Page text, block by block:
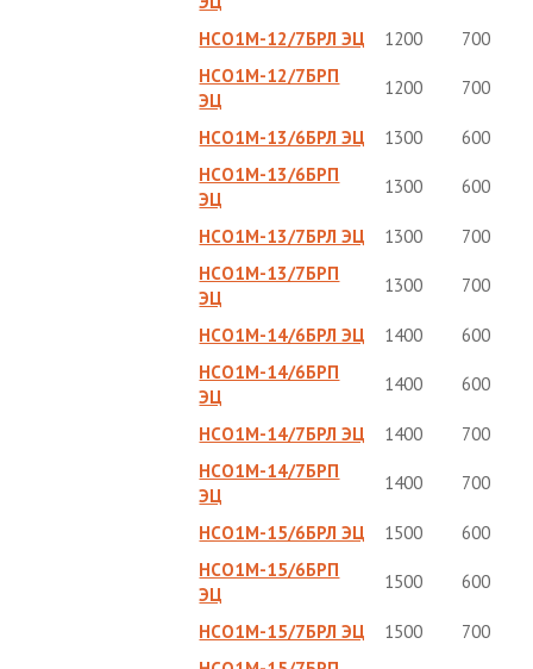
НСО1М-12/7БРЛ ЭЦ 1200
700
НСО1М-12/7БРП
ЭЦ
1200 700
НСО1М-13/6БРЛ ЭЦ 1300
600
НСО1М-13/6БРП
ЭЦ
1300 600
НСО1М-13/7БРЛ ЭЦ 1300
700
НСО1М-13/7БРП
ЭЦ
1300 700
НСО1М-14/6БРЛ ЭЦ 1400
600
НСО1М-14/6БРП
ЭЦ
1400 600
НСО1М-14/7БРЛ ЭЦ 1400
700
НСО1М-14/7БРП
ЭЦ
1400 700
НСО1М-15/6БРЛ ЭЦ 1500
600
НСО1М-15/6БРП
ЭЦ
1500 600
НСО1М-15/7БРЛ ЭЦ 1500
700